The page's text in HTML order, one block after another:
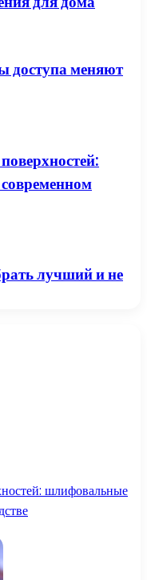
доступа меняют
лучший и не
шлифовальные